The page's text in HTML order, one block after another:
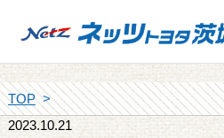
TOP
2023.10.21